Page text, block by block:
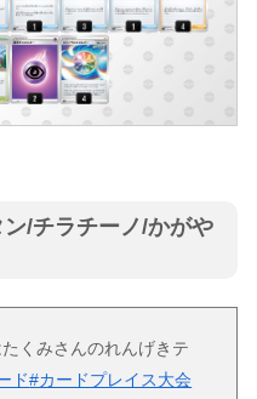
/チラチーノ/かがや
くみさんのれんげきテ
ド#カードプレイス大会